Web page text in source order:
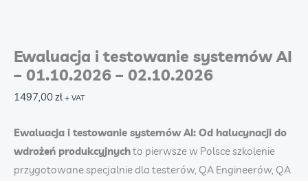
Ewaluacja i testowanie systemów AI
– 01.10.2026 – 02.10.2026
1497,00zł + VAT
Ewaluacja i testowanie systemów AI: Od halucynacji do
wdrożeń produkcyjnychto pierwsze w Polsce szkolenie
przygotowane specjalnie dla testerów, QA Engineerów, QA